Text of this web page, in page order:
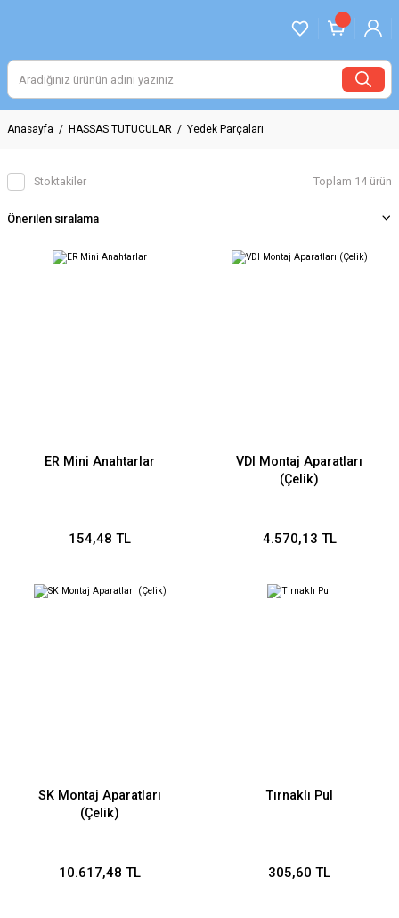
Anasayfa HASSAS TUTUCULAR Yedek Parçaları
Stoktakiler Toplam 14 ürün
ER Mini Anahtarlar
154,48 TL
VDI Montaj Aparatları
(Çelik)
4.570,13 TL
SK Montaj Aparatları
(Çelik)
10.617,48 TL
Tırnaklı Pul
305,60 TL